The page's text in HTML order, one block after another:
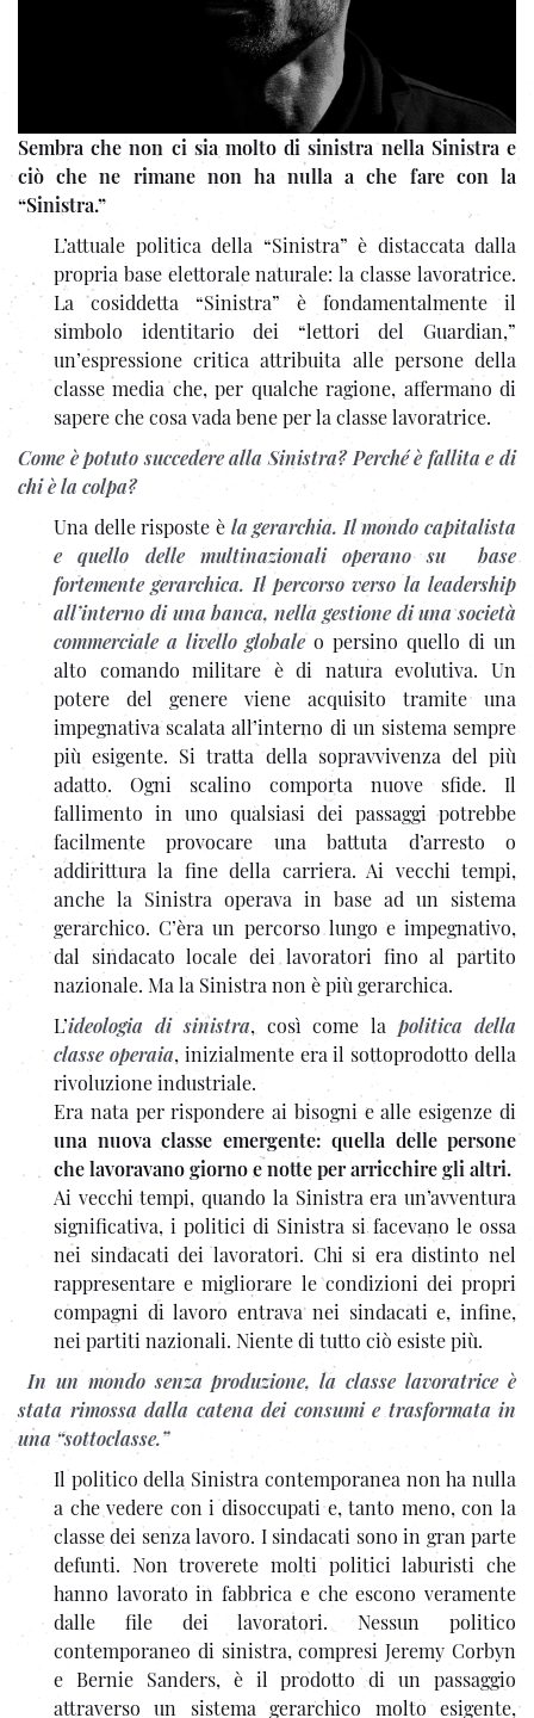
Sembra che non ci sia molto di sinistra nella Sinistra e
ciò che ne rimane non ha nulla a che fare con la
“Sinistra.”
L’attuale politica della “Sinistra” è distaccata dalla
propria base elettorale naturale: la classe lavoratrice.
La cosiddetta “Sinistra” è fondamentalmente il
simbolo identitario dei “lettori del Guardian,”
un’espressione critica attribuita alle persone della
classe media che, per qualche ragione, affermano di
sapere che cosa vada bene per la classe lavoratrice.
Come è potuto succedere alla Sinistra? Perché è fallita e di
chi è la colpa?
Una delle risposte è la gerarchia. Il mondo capitalista
e quello delle multinazionali operano su base
fortemente gerarchica. Il percorso verso la leadership
all’interno di una banca, nella gestione di una società
commerciale a livello globaleo persino quello di un
alto comando militare è di natura evolutiva. Un
potere del genere viene acquisito tramite una
impegnativa scalata all’interno di un sistema sempre
più esigente. Si tratta della sopravvivenza del più
adatto. Ogni scalino comporta nuove sfide. Il
fallimento in uno qualsiasi dei passaggi potrebbe
facilmente provocare una battuta d’arresto o
addirittura la fine della carriera. Ai vecchi tempi,
anche la Sinistra operava in base ad un sistema
gerarchico. C’èra un percorso lungo e impegnativo,
dal sindacato locale dei lavoratori fino al partito
nazionale. Ma la Sinistra non è più gerarchica.
L’ideologia di sinistra, così come lapolitica della
classe operaia, inizialmente era il sottoprodotto della
rivoluzione industriale.
Era nata per rispondere ai bisogni e alle esigenze di
una nuova classe emergente: quella delle persone
che lavoravano giorno e notte per arricchire gli altri.
Ai vecchi tempi, quando la Sinistra era un’avventura
significativa, i politici di Sinistra si facevano le ossa
nei sindacati dei lavoratori. Chi si era distinto nel
rappresentare e migliorare le condizioni dei propri
compagni di lavoro entrava nei sindacati e, infine,
nei partiti nazionali. Niente di tutto ciò esiste più.
In un mondo senza produzione, la classe lavoratrice è
stata rimossa dalla catena dei consumi e trasformata in
una “sottoclasse.”
Il politico della Sinistra contemporanea non ha nulla
a che vedere con i disoccupati e, tanto meno, con la
classe dei senza lavoro. I sindacati sono in gran parte
defunti. Non troverete molti politici laburisti che
hanno lavorato in fabbrica e che escono veramente
dalle file dei lavoratori. Nessun politico
contemporaneo di sinistra, compresi Jeremy Corbyn
e Bernie Sanders, è il prodotto di un passaggio
attraverso un sistema gerarchico molto esigente,